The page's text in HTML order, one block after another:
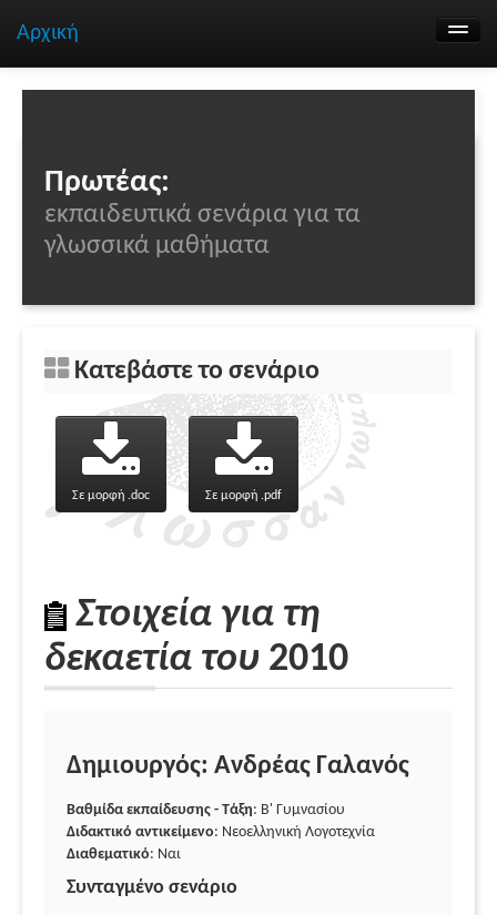
Αρχική
Πρωτέας:
εκπαιδευτικά σενάρια για τα
γλωσσικά μαθήματα
Κατεβάστε το σενάριο
Σε μορφή .doc Σε μορφή .pdf
Στοιχεία για τη
δεκαετία του 2010
Δημιουργός: Ανδρέας Γαλανός
Βαθμίδα εκπαίδευσης - Τάξη: Β' Γυμνασίου
Διδακτικό αντικείμενο: Νεοελληνική Λογοτεχνία
Διαθεματικό: Ναι
Συνταγμένο σενάριο